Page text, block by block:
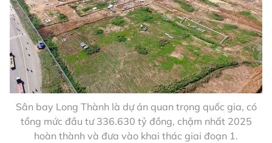
Sân bay Long Thành là dự án quan trọng quốc gia, có
tổng mức đầu tư 336.630 tỷ đồng, chậm nhất 2025
hoàn thành và đưa vào khai thác giai đoạn 1.